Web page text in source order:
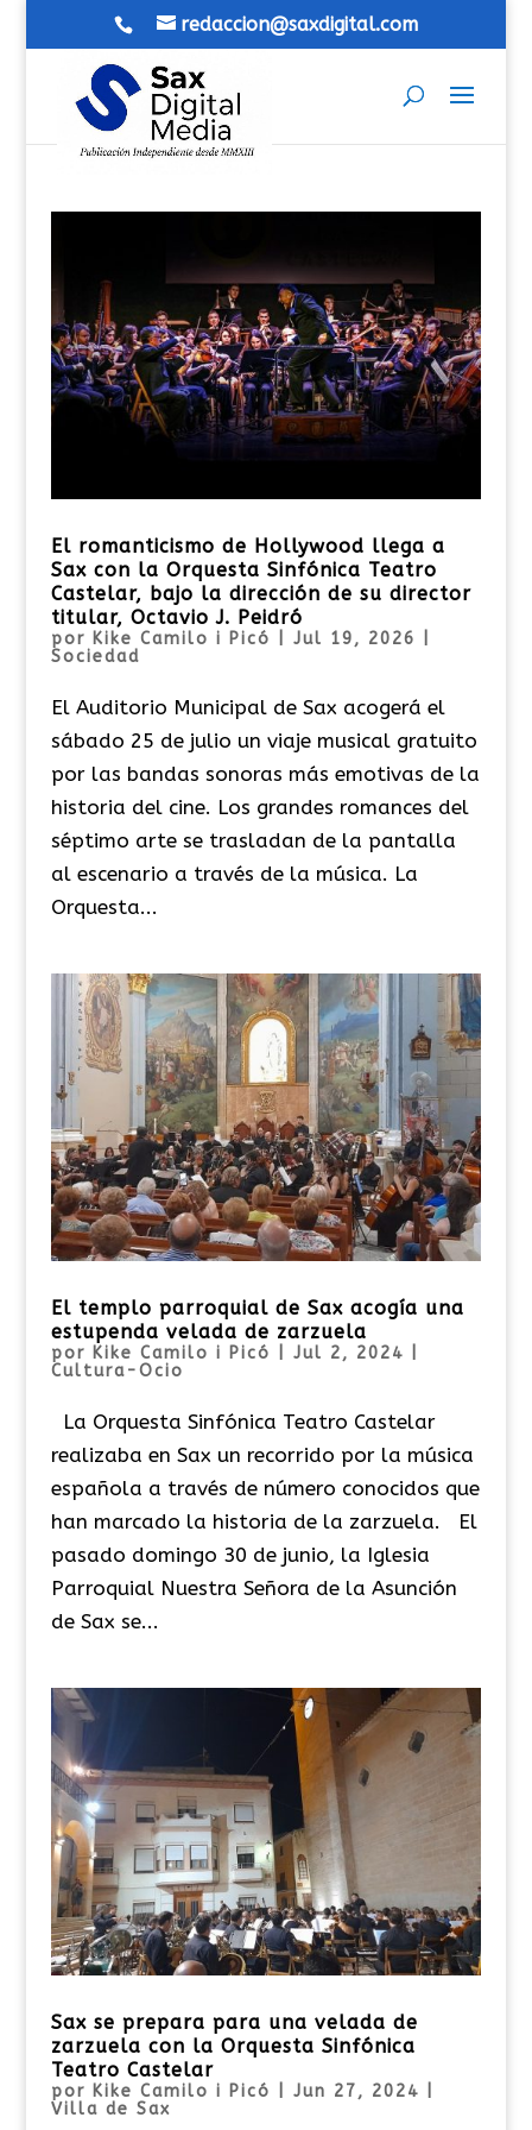
redaccion@saxdigital.com
El romanticismo de Hollywood llega a
Sax con la Orquesta Sinfónica Teatro
Castelar, bajo la dirección de su director
titular, Octavio J. Peidró
por Kike Camilo i Picó Jul 19, 2026
Sociedad
El Auditorio Municipal de Sax acogerá el
sábado 25 de julio un viaje musical gratuito
por las bandas sonoras más emotivas de la
historia del cine. Los grandes romances del
séptimo arte se trasladan de la pantalla
al escenario a través de la música. La
Orquesta...
El templo parroquial de Sax acogía una
estupenda velada de zarzuela
por Kike Camilo i Picó Jul 2, 2024
Cultura-Ocio
La Orquesta Sinfónica Teatro Castelar
realizaba en Sax un recorrido por la música
española a través de número conocidos que
han marcado la historia de la zarzuela. El
pasado domingo 30 de junio, la Iglesia
Parroquial Nuestra Señora de la Asunción
de Sax se...
Sax se prepara para una velada de
zarzuela con la Orquesta Sinfónica
Teatro Castelar
por Kike Camilo i Picó Jun 27, 2024
Villa de Sax